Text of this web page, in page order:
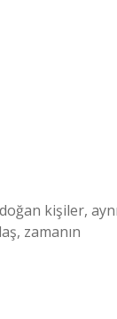
kişiler,
zamanın